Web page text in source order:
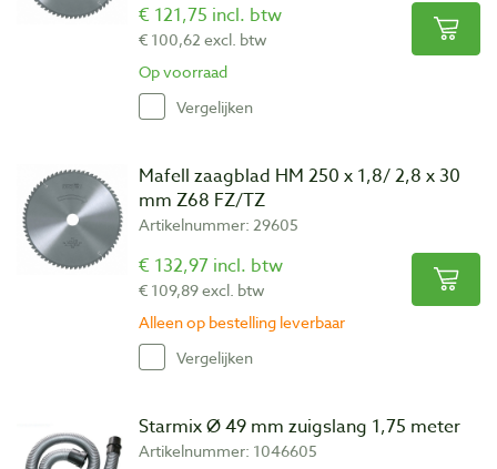
€ 121,75 incl. btw
€ 100,62 excl. btw
Op voorraad
Vergelijken
Mafell zaagblad HM 250 x 1,8/ 2,8 x 30
mm Z68 FZ/TZ
Artikelnummer: 29605
€ 132,97 incl. btw
€ 109,89 excl. btw
Alleen op bestelling leverbaar
Vergelijken
Starmix Ø 49 mm zuigslang 1,75 meter
Artikelnummer: 1046605